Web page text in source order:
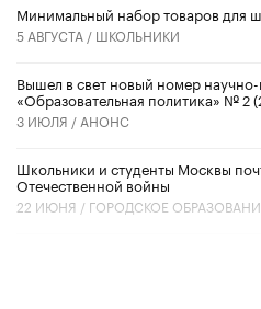
Минимальный набор товаров для
5 АВГУСТА / ШКОЛЬНИКИ
Вышел в свет новый номер
«Образовательная политика» № 2
3 ИЮЛЯ / АНОНС
Школьники и студенты Москвы
Отечественной войны
22 ИЮНЯ / ГОРОДСКОЕ